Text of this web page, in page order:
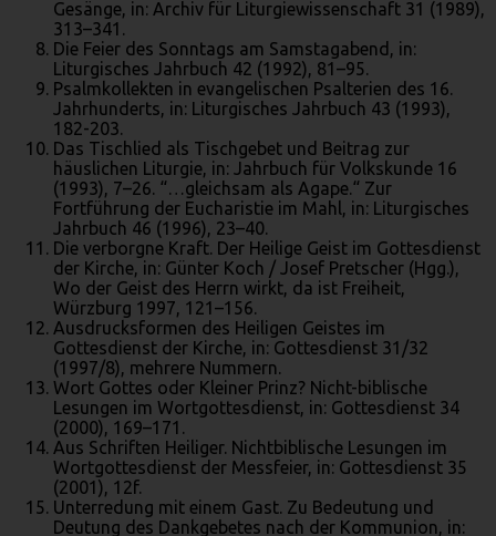
Gesänge, in: Archiv für Liturgiewissenschaft 31 (1989),
313–341.
Die Feier des Sonntags am Samstagabend, in:
Liturgisches Jahrbuch 42 (1992), 81–95.
Psalmkollekten in evangelischen Psalterien des 16.
Jahrhunderts, in: Liturgisches Jahrbuch 43 (1993),
182-203.
Das Tischlied als Tischgebet und Beitrag zur
häuslichen Liturgie, in: Jahrbuch für Volkskunde 16
(1993), 7–26. “…gleichsam als Agape.“ Zur
Fortführung der Eucharistie im Mahl, in: Liturgisches
Jahrbuch 46 (1996), 23–40.
Die verborgne Kraft. Der Heilige Geist im Gottesdienst
der Kirche, in: Günter Koch / Josef Pretscher (Hgg.),
Wo der Geist des Herrn wirkt, da ist Freiheit,
Würzburg 1997, 121–156.
Ausdrucksformen des Heiligen Geistes im
Gottesdienst der Kirche, in: Gottesdienst 31/32
(1997/8), mehrere Nummern.
Wort Gottes oder Kleiner Prinz? Nicht-biblische
Lesungen im Wortgottesdienst, in: Gottesdienst 34
(2000), 169–171.
Aus Schriften Heiliger. Nichtbiblische Lesungen im
Wortgottesdienst der Messfeier, in: Gottesdienst 35
(2001), 12f.
Unterredung mit einem Gast. Zu Bedeutung und
Deutung des Dankgebetes nach der Kommunion, in: